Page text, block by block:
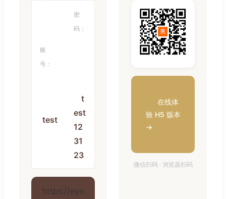
账
号：
test
密
码：
t
est
12
31
23
https://eyo
在线体
验 H5 版本
→
微信扫码 · 浏览器扫码